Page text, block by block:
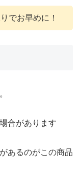
でお早めに！
合があります
あるのがこの商品